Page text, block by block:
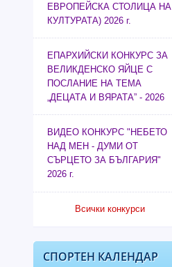
ЕВРОПЕЙСКА СТОЛИЦА НА
КУЛТУРАТА) 2026 г.
ЕПАРХИЙСКИ КОНКУРС ЗА
ВЕЛИКДЕНСКО ЯЙЦЕ С
ПОСЛАНИЕ НА ТЕМА
„ДЕЦАТА И ВЯРАТА” - 2026
ВИДЕО КОНКУРС "НЕБЕТО
НАД МЕН - ДУМИ ОТ
СЪРЦЕТО ЗА БЪЛГАРИЯ"
2026 г.
Всички конкурси
СПОРТЕН КАЛЕНДАР